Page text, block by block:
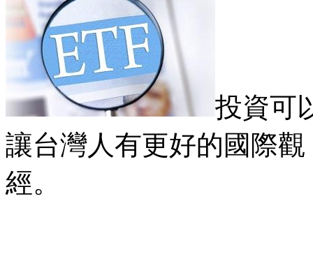
投資可
讓台灣人有更好的國際
經。